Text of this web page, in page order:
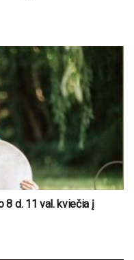
8 d. 11 val. kviečia į